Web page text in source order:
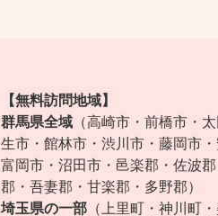
【無料訪問地域】
群馬県全域 （高崎市・前橋市・
生市・館林市・渋川市・藤岡市
富岡市・沼田市・邑楽郡・佐波
郡・吾妻郡・甘楽郡・多野郡）
埼玉県の一部 （上里町・神川町